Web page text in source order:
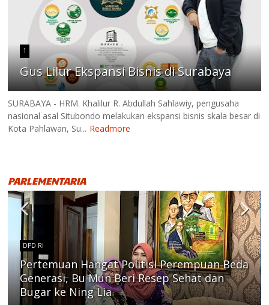
1
Gus Lilur Ekspansi Bisnis di Surabaya
SURABAYA - HRM. Khalilur R. Abdullah Sahlawiy, pengusaha
nasional asal Situbondo melakukan ekspansi bisnis skala besar di
Kota Pahlawan, Su... Readmore
PARLEMENTARIA
DPD RI
Pertemuan Hangat Politisi Perempuan Beda
Generasi, Bu Mun Beri Resep Sehat dan
Bugar ke Ning Lia